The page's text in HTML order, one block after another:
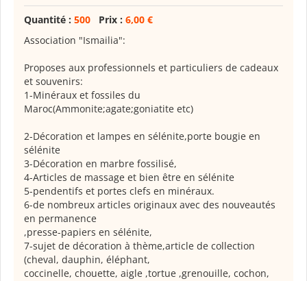
Quantité : 500 Prix : 6,00 €
Association "Ismailia":
Proposes aux professionnels et particuliers de cadeaux
et souvenirs:
1-Minéraux et fossiles du
Maroc(Ammonite;agate;goniatite etc)
2-Décoration et lampes en sélénite,porte bougie en
sélénite
3-Décoration en marbre fossilisé,
4-Articles de massage et bien être en sélénite
5-pendentifs et portes clefs en minéraux.
6-de nombreux articles originaux avec des nouveautés
en permanence
,presse-papiers en sélénite,
7-sujet de décoration à thème,article de collection
(cheval, dauphin, éléphant,
coccinelle, chouette, aigle ,tortue ,grenouille, cochon,